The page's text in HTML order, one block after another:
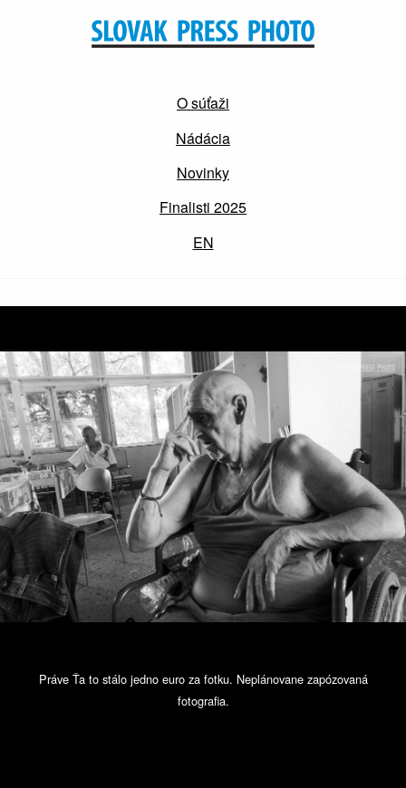
O súťaži
Nádácia
Novinky
Finalisti 2025
EN
Práve Ťa to stálo jedno euro za fotku. Neplánovane zapózovaná
fotografia.